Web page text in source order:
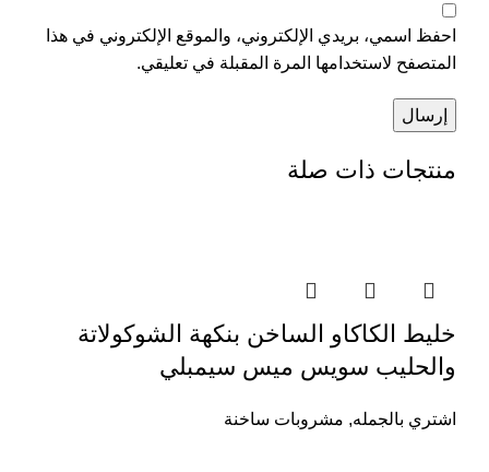
احفظ اسمي، بريدي الإلكتروني، والموقع الإلكتروني في هذا
المتصفح لاستخدامها المرة المقبلة في تعليقي.
منتجات ذات صلة
خليط الكاكاو الساخن بنكهة الشوكولاتة
والحليب سويس ميس سيمبلي
اشتري بالجمله, مشروبات ساخنة